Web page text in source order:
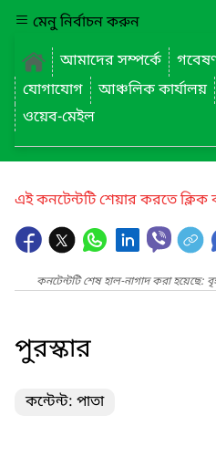
মেনু নির্বাচন করুন
আমাদের সম্পর্কে
যোগাযোগ
আঞ্চলিক কার্যালয়
ওয়েব-মেইল
এই কনটেন্টটি শেয়ার করতে
কনটেন্টটি শেষ হাল-নাগাদ করা
পুরস্কার
কন্টেন্ট: পাতা